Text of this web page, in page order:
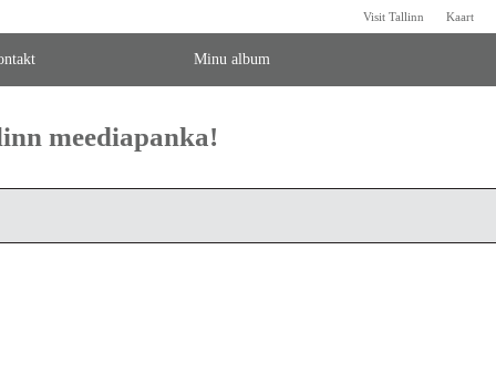
Visit Tallinn Kaart
Minu album
meediapanka!